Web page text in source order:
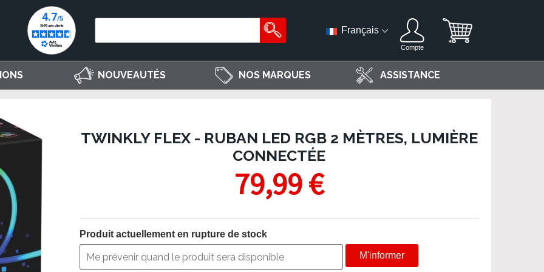
Français
Compte
NOUVEAUTÉS NOS MARQUES ASSISTANCE
TWINKLY FLEX - RUBAN LED RGB 2 MÈTRES, LUMIÈRE
CONNECTÉE
79,99 €
Produit actuellement en rupture de stock
M'informer